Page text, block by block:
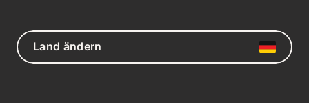
Land ändern